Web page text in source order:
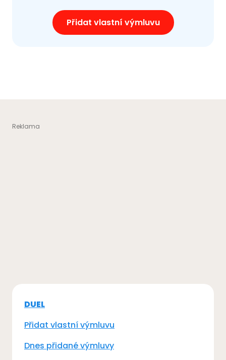
Přidat vlastní výmluvu
DUEL
Přidat vlastní výmluvu
Dnes přidané výmluvy